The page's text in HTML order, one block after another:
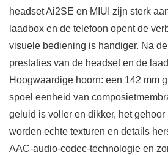
headset Ai2SE en MIUI zijn sterk
laadbox en de telefoon opent de
visuele bediening is handiger. Na
prestaties van de headset en de
Hoogwaardige hoorn: een 142 mm
spoel eenheid van
geluid is voller en dikker, het
worden echte texturen en details
AAC-audio-codec-technologie en